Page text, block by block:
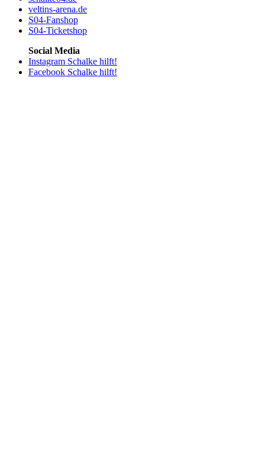
veltins-arena.de
S04-Fanshop
S04-Ticketshop
Social Media
Instagram Schalke hilft!
Facebook Schalke hilft!